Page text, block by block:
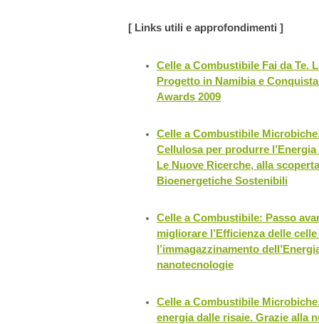
[ Links utili e approfondimenti ]
Celle a Combustibile Fai da Te.
Progetto in Namibia e
Awards 2009
Celle a Combustibile
Cellulosa per produrre
Le Nuove Ricerche, alla
Bioenergetiche Sostenibili
Celle a Combustibile: Passo
migliorare l’Efficienza delle
l’immagazzinamento
nanotecnologie
Celle a Combustibile
energia dalle risaie. Grazie alla